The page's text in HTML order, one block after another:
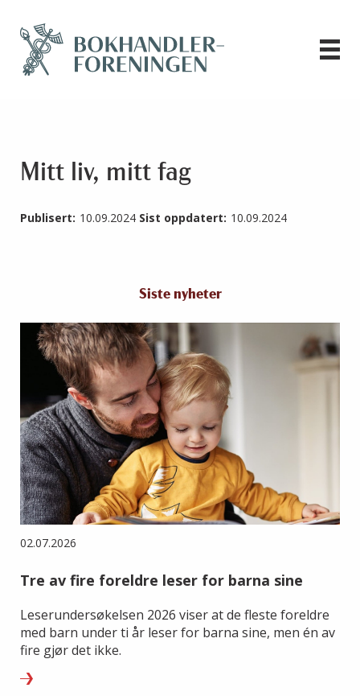
Mitt liv, mitt fag
Publisert: 10.09.2024 Sist oppdatert: 10.09.2024
Siste nyheter
02.07.2026
Tre av fire foreldre leser for barna sine
Leserundersøkelsen 2026 viser at de fleste foreldre
med barn under ti år leser for barna sine, men én av
fire gjør det ikke.